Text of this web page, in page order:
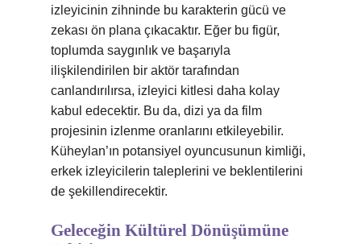
izleyicinin zihninde bu karakterin gücü ve
zekası ön plana çıkacaktır. Eğer bu figür,
toplumda saygınlık ve başarıyla
ilişkilendirilen bir aktör tarafından
canlandırılırsa, izleyici kitlesi daha kolay
kabul edecektir. Bu da, dizi ya da film
projesinin izlenme oranlarını etkileyebilir.
Küheylan’ın potansiyel oyuncusunun kimliği,
erkek izleyicilerin taleplerini ve beklentilerini
de şekillendirecektir.
Geleceğin Kültürel Dönüşümüne